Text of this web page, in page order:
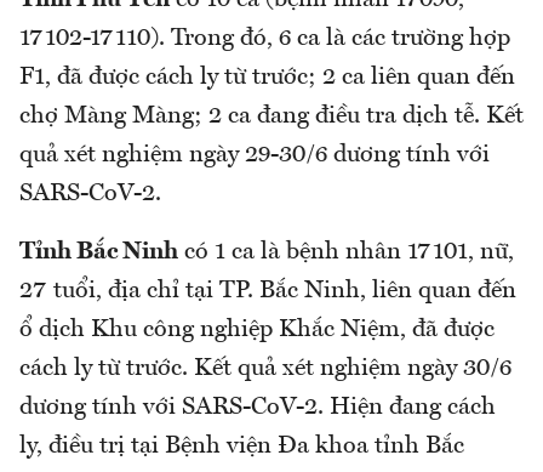
17102-17110). Trong đó, 6 ca là các trường hợp
F1, đã được cách ly từ trước; 2 ca liên quan đến
chợ Màng Màng; 2 ca đang điều tra dịch tễ. Kết
quả xét nghiệm ngày 29-30/6 dương tính với
SARS-CoV-2.
Tỉnh Bắc Ninh có 1 ca là bệnh nhân 17101, nữ,
27 tuổi, địa chỉ tại TP. Bắc Ninh, liên quan đến
ổ dịch Khu công nghiệp Khắc Niệm, đã được
cách ly từ trước. Kết quả xét nghiệm ngày 30/6
dương tính với SARS-CoV-2. Hiện đang cách
ly, điều trị tại Bệnh viện Đa khoa tỉnh Bắc